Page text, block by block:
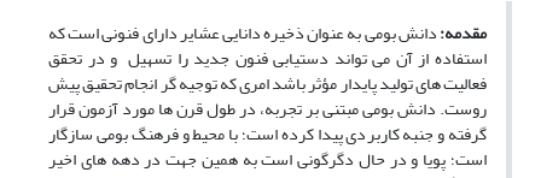
مقدمه:دانش بومی به عنوان ذخیره دانایی عشایر دارای فنونی است که
استفاده از آن می تواند دستیابی فنون جدید را تسهیل و در تحقق
فعالیت های تولید پایدار مؤثر باشد امری که توجیه گر انجام تحقیق پیش
روست. دانش بومی مبتنی بر تجربه، در طول قرن ها مورد آزمون قرار
گرفته و جنبه کاربردی پیدا کرده است؛ با محیط و فرهنگ بومی سازگار
است؛ پویا و در حال دگرگونی است به همین جهت در دهه های اخیر